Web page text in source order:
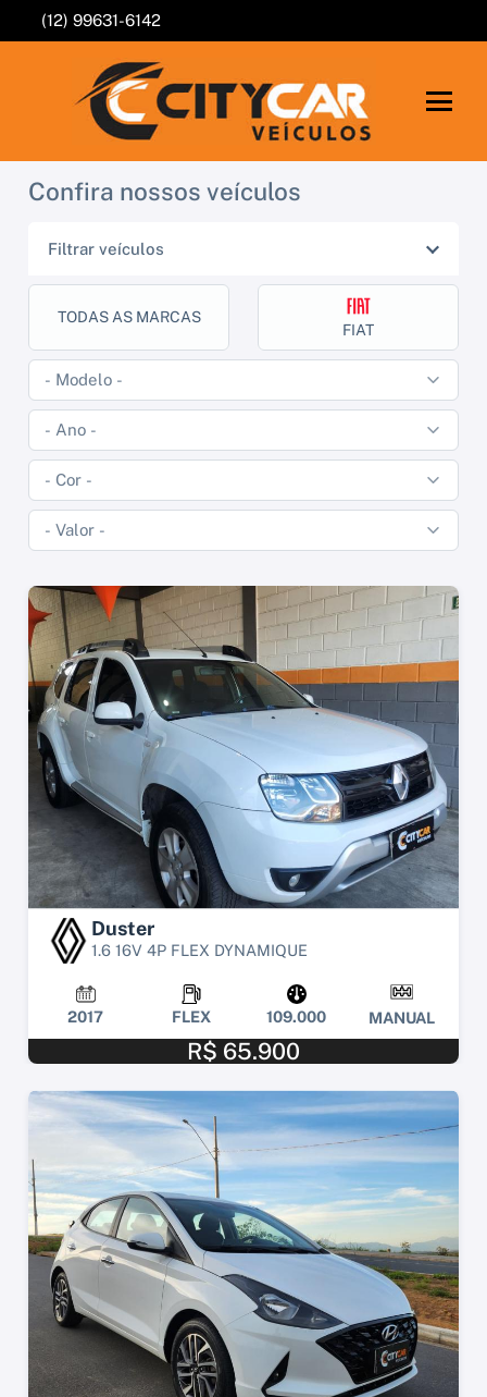
(12) 99631-6142
Confira nossos veículos
Filtrar veículos
TODAS AS MARCAS
FIAT
Duster
1.6 16V 4P FLEX DYNAMIQUE
2017 FLEX 109.000 MANUAL
R$ 65.900